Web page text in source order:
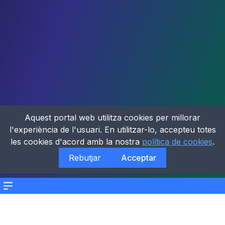
Menu
Aquest portal web utilitza cookies per millorar
l'experiència de l'usuari. En utilitzar-lo, accepteu totes
les cookies d'acord amb la nostra política de cookies.
Rebutjar
Acceptar